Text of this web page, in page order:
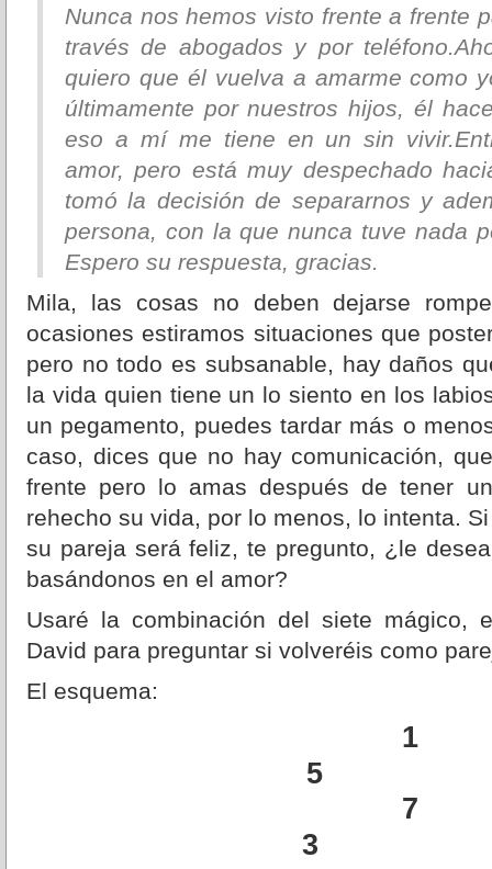
Nunca nos hemos visto frente a frente
través de abogados y por
quiero que él vuelva a amarme como
últimamente por nuestros hijos, él
eso a mí me tiene en un sin
amor, pero está muy despechado
tomó la decisión de separarnos y
persona, con la que nunca tuve nada
Espero su respuesta, gracias.
Mila, las cosas no deben dejarse
ocasiones estiramos situaciones que
pero no todo es subsanable, hay daños
la vida quien tiene un lo siento en los
un pegamento, puedes tardar más o
caso, dices que no hay comunicación,
frente pero lo amas después de tener
rehecho su vida, por lo menos, lo intenta.
su pareja será feliz, te pregunto, ¿le
basándonos en el amor?
Usaré la combinación del siete mágico,
David para preguntar si volveréis como
El esquema:
1
5
7
3